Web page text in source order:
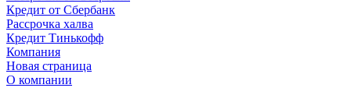
Кредит от Сбербанк
Рассрочка халва
Кредит Тинькофф
Компания
Новая страница
О компании